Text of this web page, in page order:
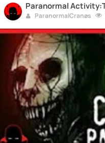
Paranormal
ParanormalCranøs